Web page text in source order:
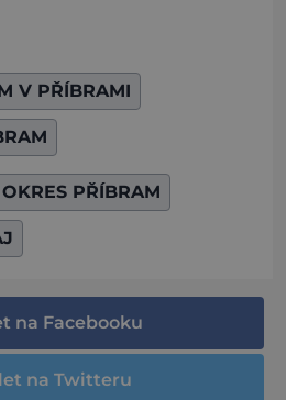
V PŘÍBRAMI
OKRES PŘÍBRAM
na Facebooku
na Twitteru